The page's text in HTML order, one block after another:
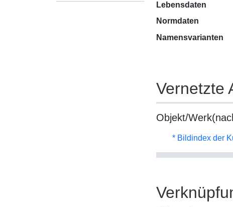
Lebensdaten
Normdaten
Namensvarianten
Vernetzte
Objekt/
* Bildindex der